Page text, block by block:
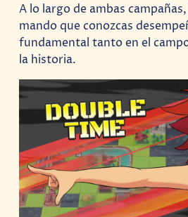
A lo largo de ambas
mando que conozcas
fundamental tanto en el
la historia.